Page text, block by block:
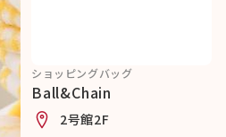
ショッピングバッグ
Ball&Chain
2号館2F